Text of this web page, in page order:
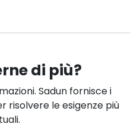
di più?
Sadun fornisce i
risolvere le esigenze più